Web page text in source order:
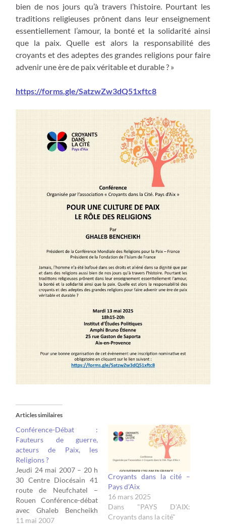
bien de nos jours qu’à travers l’histoire. Pourtant les
traditions religieuses prônent dans leur enseignement
essentiellement l’amour, la bonté et la solidarité ainsi
que la paix. Quelle est alors la responsabilité des
croyants et des adeptes des grandes religions pour faire
advenir une ère de paix véritable et durable ? »
https://forms.gle/SatzwZw3dQ51xftc8
Articles similaires
Conférence-Débat :
Fauteurs de guerre,
acteurs de Paix, les
Religions ?
Jeudi 24 mai 2007 – 20 h
30 Centre Diocésain 41
route de Neufchatel –
Rouen Conférence-débat
avec Ghaleb Bencheikh
Docteur ès sciences,
11 mai 2007
Croyants dans la cité –
Pays d’Aix
16 mars 2025
Dans "PAYS D'AIX:
Croyants dans la cité"